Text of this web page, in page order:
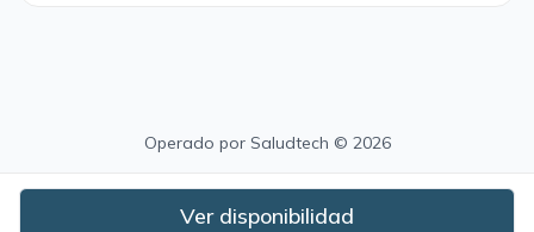
Ver disponibilidad
Operado por Saludtech © 2026